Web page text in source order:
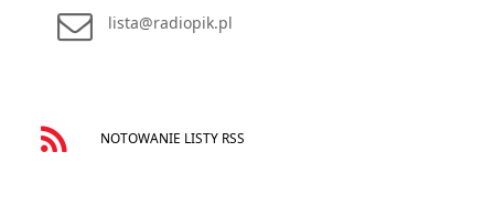
lista@radiopik.pl
NOTOWANIE LISTY RSS